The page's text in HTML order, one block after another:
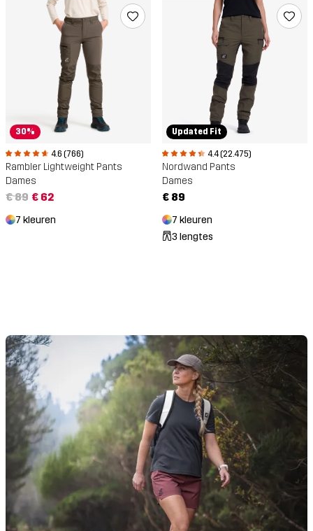
30%
4.6 (766)
Rambler Lightweight Pants
Dames
€ 89 € 62
7 kleuren
Updated Fit
4.4 (22.475)
Nordwand Pants
Dames
€ 89
7 kleuren
3 lengtes